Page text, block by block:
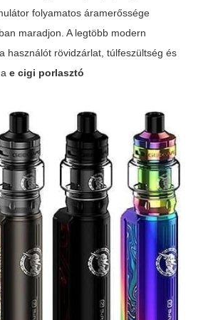
folyamatos áramerőssége
maradjon. A legtöbb modern
használót rövidzárlat, túlfeszültség és
e cigi porlasztó